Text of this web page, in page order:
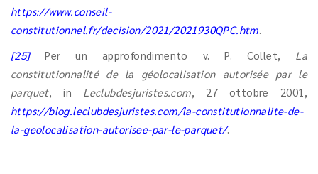
https://www.conseil-
constitutionnel.fr/decision/2021/2021930QPC.htm.
[25]Per un approfondimento v. P. Collet, La
constitutionnalité de la géolocalisation autorisée par le
parquet, in Leclubdesjuristes.com, 27 ottobre 2001,
https://blog.leclubdesjuristes.com/la-constitutionnalite-de-
la-geolocalisation-autorisee-par-le-parquet/.